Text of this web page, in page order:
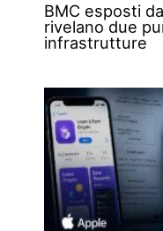
BMC esposti
rivelano due
infrastrutture